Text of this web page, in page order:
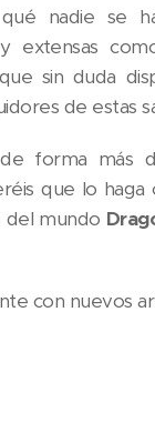
nadie se
extensas
sin duda
de estas
forma más
que lo
del mundo
con nuevos